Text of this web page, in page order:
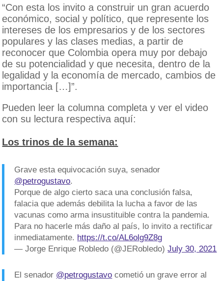
“Con esta los invito a construir un gran acuerdo
económico, social y político, que represente los
intereses de los empresarios y de los sectores
populares y las clases medias, a partir de
reconocer que Colombia opera muy por debajo
de su potencialidad y que necesita, dentro de la
legalidad y la economía de mercado, cambios de
importancia […]”.
Pueden leer la columna completa y ver el video
con su lectura respectiva aquí:
Los trinos de la semana:
Grave esta equivocación suya, senador
@petrogustavo.
Porque de algo cierto saca una conclusión falsa,
falacia que además debilita la lucha a favor de las
vacunas como arma insustituible contra la pandemia.
Para no hacerle más daño al país, lo invito a rectificar
inmediatamente. https://t.co/AL6olg9Z8g
— Jorge Enrique Robledo (@JERobledo)July 30, 2021
El senador @petrogustavo cometió un grave error al